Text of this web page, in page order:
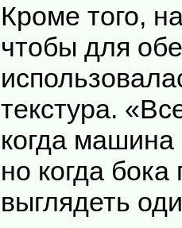
Кроме того,
чтобы для
текстура.
когда машина
но когда
выглядеть